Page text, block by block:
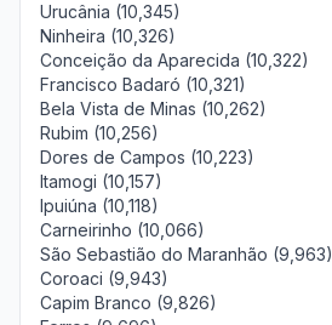
Urucânia (10,345)
Ninheira (10,326)
Conceição da Aparecida (10,322)
Francisco Badaró (10,321)
Bela Vista de Minas (10,262)
Rubim (10,256)
Dores de Campos (10,223)
Itamogi (10,157)
Ipuiúna (10,118)
Carneirinho (10,066)
São Sebastião do Maranhão (9,963)
Coroaci (9,943)
Capim Branco (9,826)